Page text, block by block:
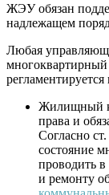
ЖЭУ обязан
надлежащем
Любая
многоквартирный
Жилищный
права и
Согласно
состояние
проводить
и ремонту